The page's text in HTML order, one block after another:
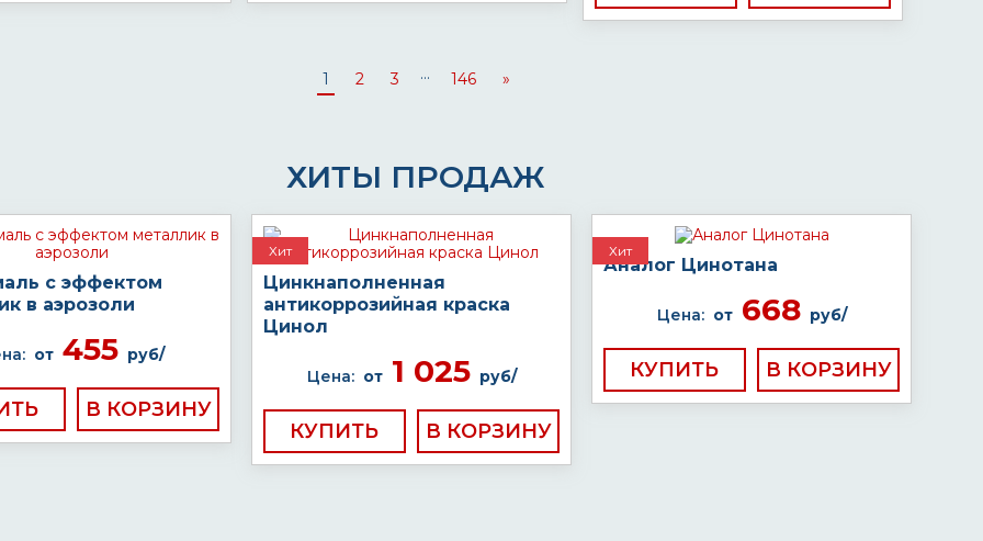
1 2 3 ... 146 »
ХИТЫ ПРОДАЖ
с эффектом
в аэрозоли
от 455 руб/
Хит
Цинкнаполненная
антикоррозийная краска
Цинол
Цена: от1 025 руб/
КУПИТЬ
Хит
Аналог Цинотана
Цена: от668 руб/
КУПИТЬ